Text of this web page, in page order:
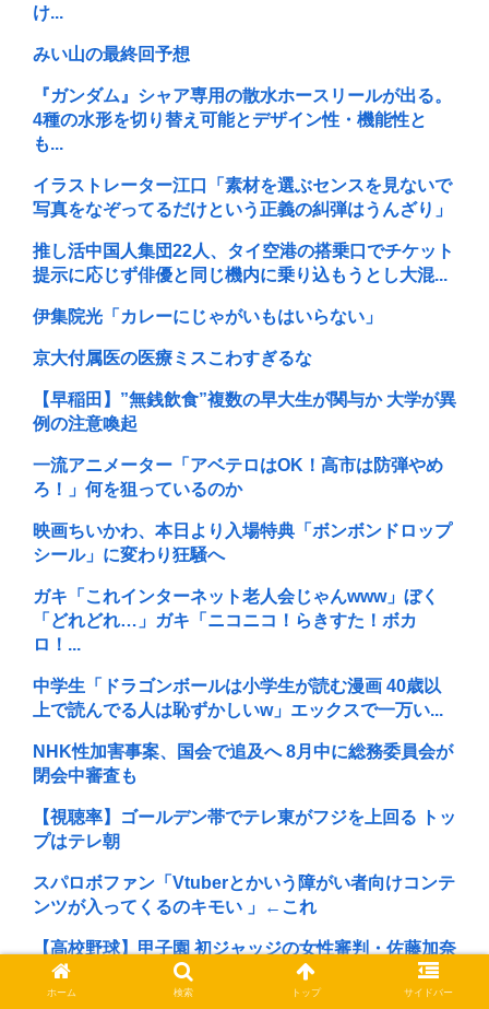
け...
みい山の最終回予想
『ガンダム』シャア専用の散水ホースリールが出る。
4種の水形を切り替え可能とデザイン性・機能性と
も...
イラストレーター江口「素材を選ぶセンスを見ないで
写真をなぞってるだけという正義の糾弾はうんざり」
推し活中国人集団22人、タイ空港の搭乗口でチケット
提示に応じず俳優と同じ機内に乗り込もうとし大混...
伊集院光「カレーにじゃがいもはいらない」
京大付属医の医療ミスこわすぎるな
【早稲田】”無銭飲食”複数の早大生が関与か 大学が異
例の注意喚起
一流アニメーター「アベテロはOK！高市は防弾やめ
ろ！」何を狙っているのか
映画ちいかわ、本日より入場特典「ボンボンドロップ
シール」に変わり狂騒へ
ガキ「これインターネット老人会じゃんwww」ぼく
「どれどれ…」ガキ「ニコニコ！らきすた！ボカ
ロ！...
中学生「ドラゴンボールは小学生が読む漫画 40歳以
上で読んでる人は恥ずかしいw」エックスで一万い...
NHK性加害事案、国会で追及へ 8月中に総務委員会が
閉会中審査も
【視聴率】ゴールデン帯でテレ東がフジを上回る トッ
プはテレ朝
スパロボファン「Vtuberとかいう障がい者向けコンテ
ンツが入ってくるのキモい 」←これ
【高校野球】甲子園 初ジャッジの女性審判・佐藤加奈
さん、自ら判定覆したプレーを謝罪 「ミスしてし...
ホーム 検索 トップ サイドバー